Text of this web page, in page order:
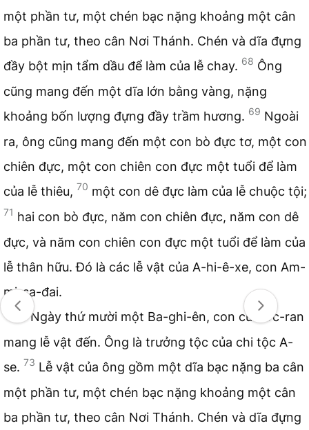
một phần tư, một chén bạc nặng khoảng một cân
ba phần tư, theo cân Nơi Thánh. Chén và dĩa đựng
đầy bột mịn tẩm dầu để làm của lễ chay. 68 Ông
cũng mang đến một dĩa lớn bằng vàng, nặng
khoảng bốn lượng đựng đầy trầm hương. 69 Ngoài
ra, ông cũng mang đến một con bò đực tơ, một con
chiên đực, một con chiên con đực một tuổi để làm
của lễ thiêu, 70 một con dê đực làm của lễ chuộc tội;
71 hai con bò đực, năm con chiên đực, năm con dê
đực, và năm con chiên con đực một tuổi để làm của
lễ thân hữu. Đó là các lễ vật của A-hi-ê-xe, con Am-
mi-sa-đai.
72
Ngày thứ mười một Ba-ghi-ên, con của Óc-ran
mang lễ vật đến. Ông là trưởng tộc của chi tộc A-
se. 73 Lễ vật của ông gồm một dĩa bạc nặng ba cân
một phần tư, một chén bạc nặng khoảng một cân
ba phần tư, theo cân Nơi Thánh. Chén và dĩa đựng